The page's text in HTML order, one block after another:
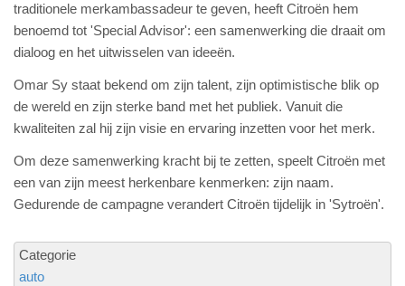
traditionele merkambassadeur te geven, heeft Citroën hem
benoemd tot 'Special Advisor': een samenwerking die draait om
dialoog en het uitwisselen van ideeën.
Omar Sy staat bekend om zijn talent, zijn optimistische blik op
de wereld en zijn sterke band met het publiek. Vanuit die
kwaliteiten zal hij zijn visie en ervaring inzetten voor het merk.
Om deze samenwerking kracht bij te zetten, speelt Citroën met
een van zijn meest herkenbare kenmerken: zijn naam.
Gedurende de campagne verandert Citroën tijdelijk in 'Sytroën'.
Categorie
auto